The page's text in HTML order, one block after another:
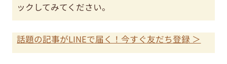
ックしてみてください。
話題の記事がLINEで届く！今すぐ友だち登録 ＞